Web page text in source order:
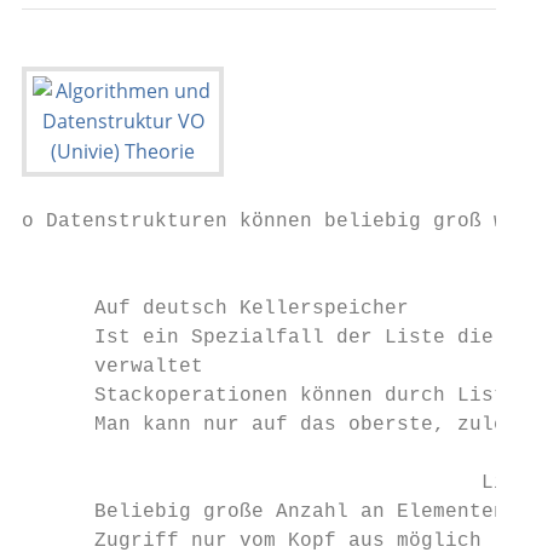
o Datenstrukturen können beliebig groß
      Auf deutsch Kellerspeicher
Ist ein Spezialfall der Liste die
      verwaltet
Stackoperationen können durch
Man kann nur auf das oberste,
Beliebig große Anzahl an Elementen
      Zugriff nur vom Kopf aus möglich